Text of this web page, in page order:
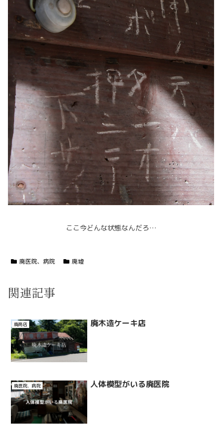
ここ今どんな状態なんだろ…
廃医院、病院 廃墟
関連記事
廃商店 廃木造ケーキ店
廃医院、病院 人体模型がいる廃医院